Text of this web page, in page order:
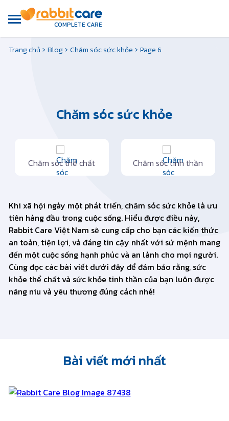
COMPLETE CARE
Trang chủ › Blog› Chăm sóc sức khỏe › Page 6
Chăm sóc sức khỏe
Chăm sóc thể chất Chăm sóc tinh thần
Khi xã hội ngày một phát triển, chăm sóc sức khỏe là ưu
tiên hàng đầu trong cuộc sống. Hiểu được điều này,
Rabbit Care Việt Nam sẽ cung cấp cho bạn các kiến thức
an toàn, tiện lợi, và đáng tin cậy nhất với sứ mệnh mang
đến một cuộc sống hạnh phúc và an lành cho mọi người.
Cùng đọc các bài viết dưới đây để đảm bảo rằng, sức
khỏe thể chất và sức khỏe tinh thần của bạn luôn được
nâng niu và yêu thương đúng cách nhé!
Bài viết mới nhất